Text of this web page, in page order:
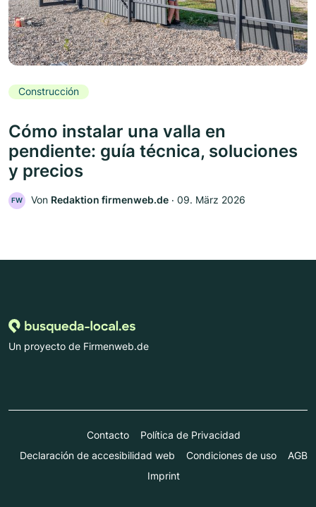
Construcción
Cómo instalar una valla en
pendiente: guía técnica, soluciones
y precios
FW Von Redaktion firmenweb.de ‧ 09. März 2026
Un proyecto de Firmenweb.de
Contacto
Política de Privacidad
Declaración de accesibilidad web
Condiciones de uso
AGB
Imprint